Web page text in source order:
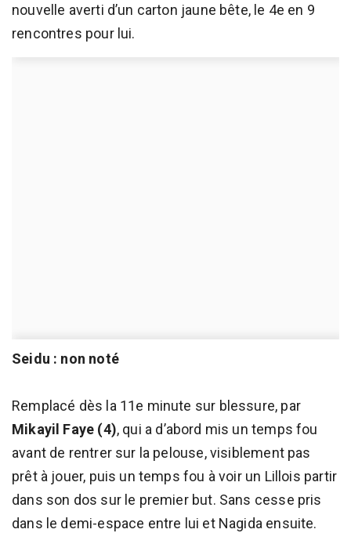
nouvelle averti d’un carton jaune bête, le 4e en 9
rencontres pour lui.
Seidu : non noté
Remplacé dès la 11e minute sur blessure, par
Mikayil Faye (4), qui a d’abord mis un temps fou
avant de rentrer sur la pelouse, visiblement pas
prêt à jouer, puis un temps fou à voir un Lillois partir
dans son dos sur le premier but. Sans cesse pris
dans le demi-espace entre lui et Nagida ensuite.